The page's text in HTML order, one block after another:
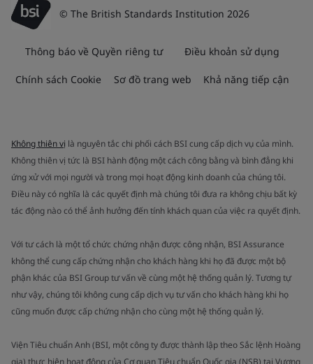
© The British Standards Institution 2026
Thông báo về Quyền riêng tư Điều khoản sử dụng
Chính sách Cookie Sơ đồ trang web Khả năng tiếp cận
Không thiên vị là nguyên tắc chi phối cách BSI cung cấp dịch vụ của mình.
Không thiên vị tức là BSI hành động một cách công bằng và bình đẳng khi
ứng xử với mọi người và trong mọi hoạt động kinh doanh của chúng tôi.
Điều này có nghĩa là các quyết định mà chúng tôi đưa ra không chịu bất kỳ
tác động nào có thể ảnh hưởng đến tính khách quan của việc ra quyết định.
Với tư cách là một tổ chức chứng nhận được công nhận, BSI Assurance
không thể cung cấp chứng nhận cho khách hàng khi họ đã được một bộ
phận khác của BSI Group tư vấn về cùng một hệ thống quản lý. Tương tự
như vậy, chúng tôi không cung cấp dịch vụ tư vấn cho khách hàng khi họ
cũng muốn được cấp chứng nhận cho cùng một hệ thống quản lý.
Viện Tiêu chuẩn Anh (BSI, một công ty được thành lập theo Sắc lệnh Hoàng
gia) thực hiện hoạt động của Cơ quan Tiêu chuẩn Quốc gia (NSB) tại Vương